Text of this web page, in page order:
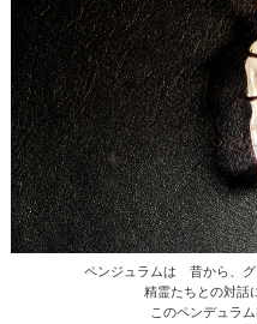
ペンジュラムは 昔から、グ
精霊たちとの対話
このペンデュラ